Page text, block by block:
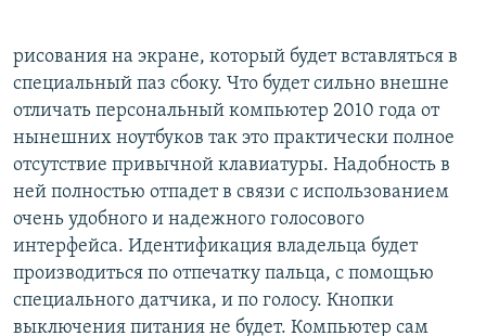
рисования на экране, который будет вставляться в
специальный паз сбоку. Что будет сильно внешне
отличать персональный компьютер 2010 года от
нынешних ноутбуков так это практически полное
отсутствие привычной клавиатуры. Надобность в
ней полностью отпадет в связи с использованием
очень удобного и надежного голосового
интерфейса. Идентификация владельца будет
производиться по отпечатку пальца, с помощью
специального датчика, и по голосу. Кнопки
выключения питания не будет. Компьютер сам